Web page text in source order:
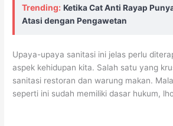
Trending: Ketika Cat Anti Rayap
Atasi dengan Pengawetan
Upaya-upaya sanitasi ini jelas perlu
aspek kehidupan kita. Salah satu yang
sanitasi restoran dan warung makan.
seperti ini sudah memiliki dasar hukum,